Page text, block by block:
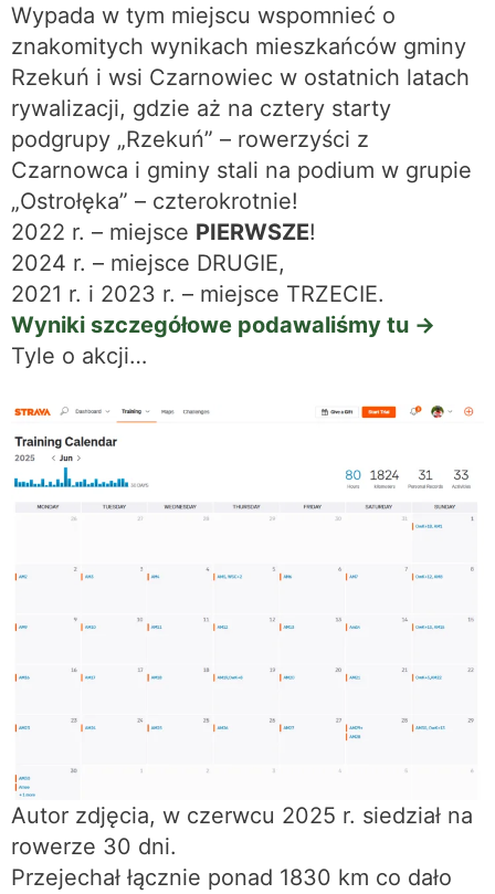
Wypada w tym miejscu wspomnieć o
znakomitych wynikach mieszkańców gminy
Rzekuń i wsi Czarnowiec w ostatnich latach
rywalizacji, gdzie aż na cztery starty
podgrupy „Rzekuń” – rowerzyści z
Czarnowca i gminy stali na podium w grupie
„Ostrołęka” – czterokrotnie!
2022 r. – miejsce PIERWSZE!
2024 r. – miejsce DRUGIE,
2021 r. i 2023 r. – miejsce TRZECIE.
Wyniki szczegółowe podawaliśmy tu ->
Tyle o akcji…
Autor zdjęcia, w czerwcu 2025 r. siedział na
rowerze 30 dni.
Przejechał łącznie ponad 1830 km co dało